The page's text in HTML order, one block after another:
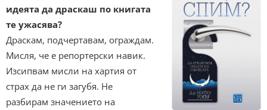
идеята да драскаш по книгата
те ужасява?
Драскам, подчертавам, ограждам.
Мисля, че е репортерски навик.
Изсипвам мисли на хартия от
страх да не ги загубя. Не
разбирам значението на